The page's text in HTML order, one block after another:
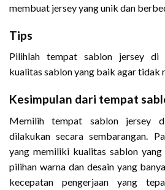
membuat jersey yang unik dan
Tips
Pilihlah tempat sablon jersey di
kualitas sablon yang baik agar tidak
Kesimpulan dari tempat
Memilih tempat sablon jersey
dilakukan secara sembarangan.
yang memiliki kualitas sablon yang
pilihan warna dan desain yang
kecepatan pengerjaan yang